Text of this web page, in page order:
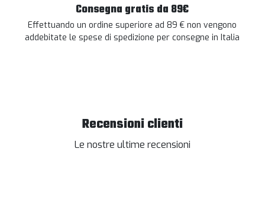
Consegna gratis da 89€
Effettuando un ordine superiore ad 89 € non vengono
addebitate le spese di spedizione per consegne in Italia
Recensioni clienti
Le nostre ultime recensioni